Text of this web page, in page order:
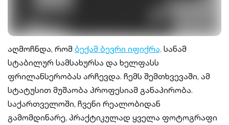
აღმოჩნდა, რომ ბექამ ბევრი იფიქრა, სანამ
სტაბილურ სამსახურსა და ხელფასს
ფრილანსერობას არჩევდა. ჩემს შემთხვევაში, ამ
სტატუსით მუშაობა პროფესიამ განაპირობა.
საქართველოში, ჩვენი რეალობიდან
გამომდინარე, პრაქტიკულად ყველა ფოტოგრაფი